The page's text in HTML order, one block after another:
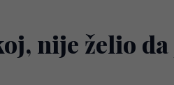
nije želio da